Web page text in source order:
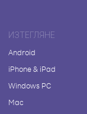
ИЗТЕГЛЯНЕ
Android
iPhone & iPad
Windows PC
Mac